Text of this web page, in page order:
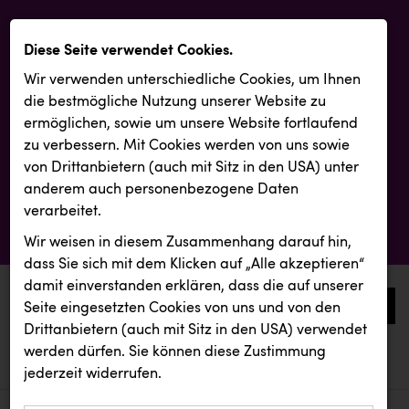
0
aktuelle aussendungen
aktuelle aussendungen
Diese Seite verwendet Cookies.
Wir verwenden unterschiedliche Cookies, um Ihnen
die best­mögliche Nutzung unserer Website zu
ermöglichen, sowie um unsere Website fortlaufend
zu verbessern. Mit Cookies werden von uns sowie
von Drittanbietern (auch mit Sitz in den USA) unter
anderem auch personenbezogene Daten
verarbeitet.
Wir weisen in diesem Zusammenhang darauf hin,
dass Sie sich mit dem Klicken auf „Alle akzeptieren“
damit ein­ver­standen erklären, dass die auf unserer
Seite eingesetzten Cookies von uns und von den
Drittanbietern (auch mit Sitz in den USA) verwendet
werden dürfen. Sie können diese Zustimmung
jederzeit widerrufen.